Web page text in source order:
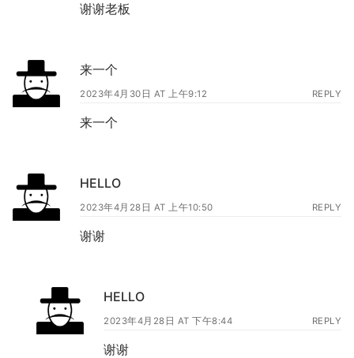
谢谢老板
来一个
2023年4月30日 AT 上午9:12 REPLY
来一个
HELLO
2023年4月28日 AT 上午10:50 REPLY
谢谢
HELLO
2023年4月28日 AT 下午8:44 REPLY
谢谢